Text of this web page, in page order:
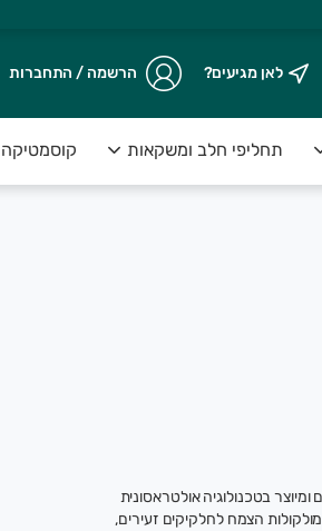
לאן מגיעים? הרשמה / התחברות
תחליפי חלב ומשקאות קוסמטיקה
בטכנולוגיה אולטראסונית
הצמח לחלקיקים זעירים,